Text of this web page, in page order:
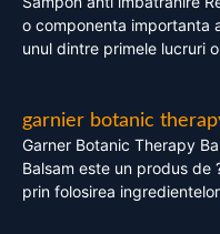
o componenta importanta
unul dintre primele lucruri
garnier botanic
Garner Botanic Therapy
Balsam este un produs de
prin folosirea